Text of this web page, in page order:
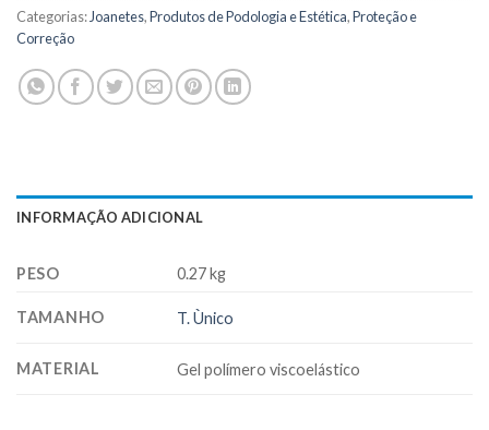
Categorias:Joanetes,Produtos de Podologia e Estética,Proteção e
Correção
INFORMAÇÃO ADICIONAL
PESO 0.27 kg
TAMANHO T. Ùnico
MATERIAL Gel polímero viscoelástico